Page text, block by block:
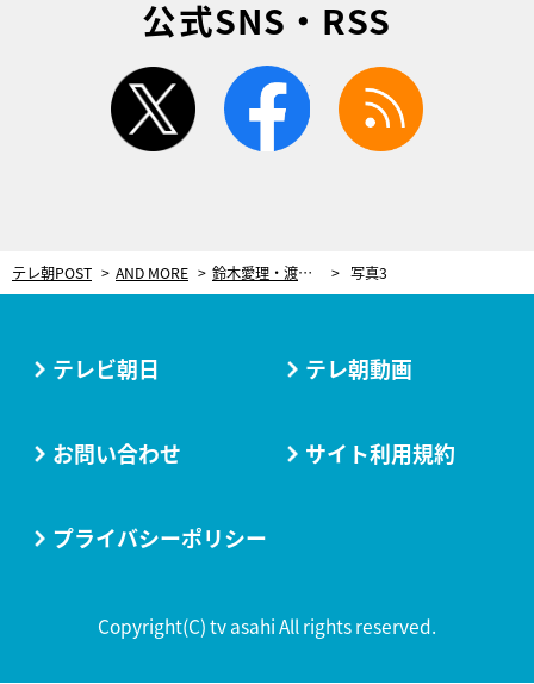
公式SNS・RSS
twitter facebook
テレ朝POST AND MORE 鈴木愛理・渡辺美優紀・吉本坂46ら発表！＜テレ朝夏祭り・音楽LIVE出演アーティスト＞ 写真3
テレビ朝日 テレ朝動画
お問い合わせ サイト利用規約
プライバシーポリシー
Copyright(C) tv asahi All rights reserved.